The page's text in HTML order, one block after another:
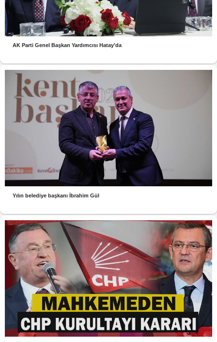
AK Parti Genel Başkan Yardımcısı Hatay’da
Yılın belediye başkanı İbrahim Gül